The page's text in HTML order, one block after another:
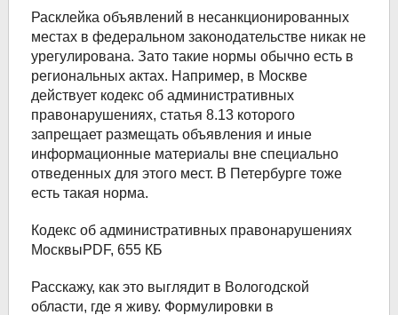
Расклейка объявлений в несанкционированных
местах в федеральном законодательстве никак не
урегулирована. Зато такие нормы обычно есть в
региональных актах. Например, в Москве
действует кодекс об административных
правонарушениях, статья 8.13 которого
запрещает размещать объявления и иные
информационные материалы вне специально
отведенных для этого мест. В Петербурге тоже
есть такая норма.
Кодекс об административных правонарушениях
МосквыPDF, 655 КБ
Расскажу, как это выглядит в Вологодской
области, где я живу. Формулировки в